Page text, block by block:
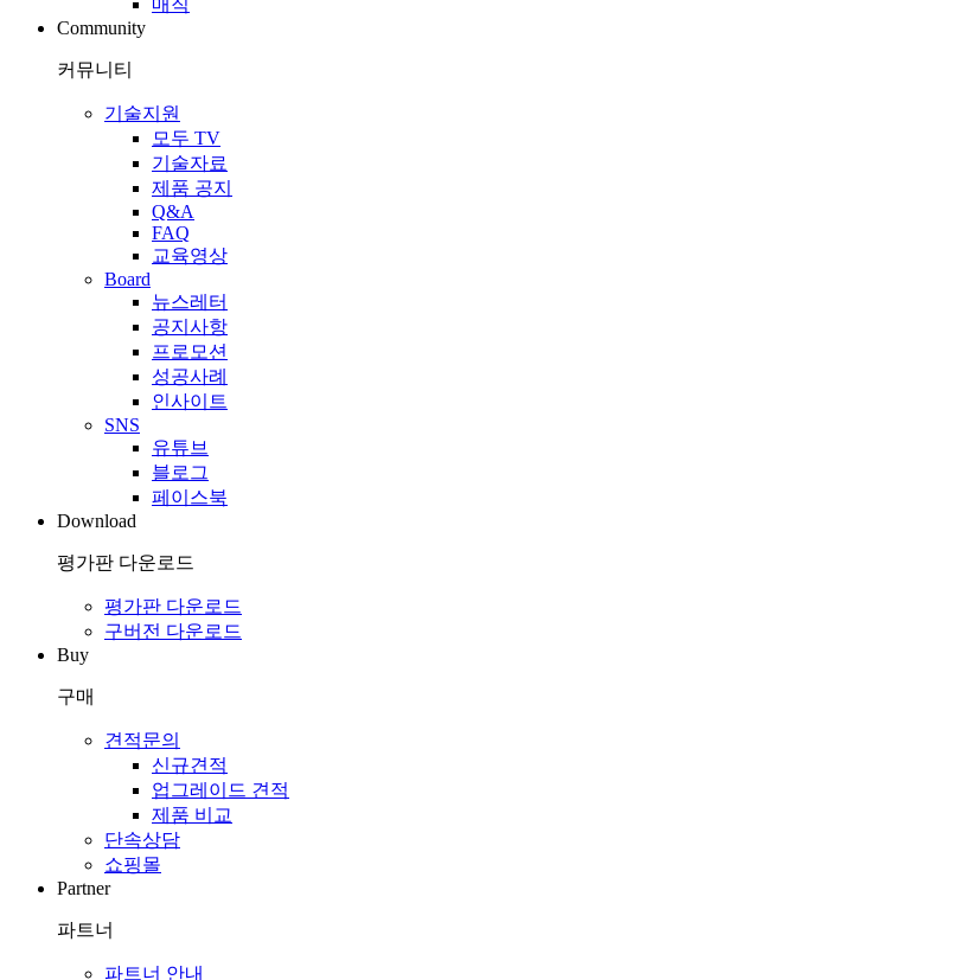
Community
커뮤니티
기술지원
모두 TV
기술자료
제품 공지
Q&A
FAQ
교육영상
Board
뉴스레터
공지사항
프로모션
성공사례
인사이트
SNS
유튜브
블로그
페이스북
Download
평가판 다운로드
평가판 다운로드
구버전 다운로드
Buy
구매
견적문의
신규견적
업그레이드 견적
제품 비교
단속상담
쇼핑몰
Partner
파트너
파트너 안내